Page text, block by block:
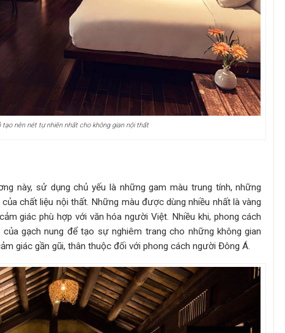
tạo nên nét tự nhiên nhất cho không gian nội thất
này, sử dụng chủ yếu là những gam màu trung tính, những
chất liệu nội thất. Những màu được dùng nhiều nhất là vàng
giác phù hợp với văn hóa người Việt. Nhiều khi, phong cách
gạch nung để tạo sự nghiêm trang cho những không gian
giác gần gũi, thân thuộc đối với phong cách người Đông Á.